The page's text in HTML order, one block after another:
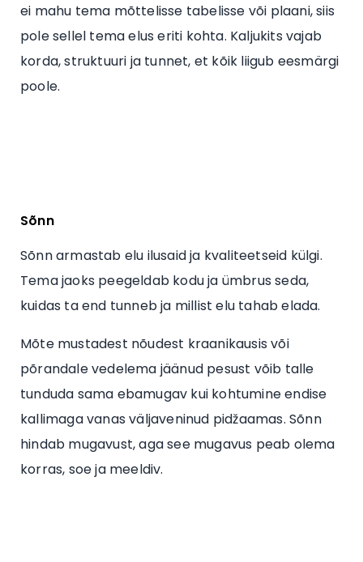
ei mahu tema mõttelisse tabelisse või plaani, siis
pole sellel tema elus eriti kohta. Kaljukits vajab
korda, struktuuri ja tunnet, et kõik liigub eesmärgi
poole.
Sõnn
Sõnn armastab elu ilusaid ja kvaliteetseid külgi.
Tema jaoks peegeldab kodu ja ümbrus seda,
kuidas ta end tunneb ja millist elu tahab elada.
Mõte mustadest nõudest kraanikausis või
põrandale vedelema jäänud pesust võib talle
tunduda sama ebamugav kui kohtumine endise
kallimaga vanas väljaveninud pidžaamas. Sõnn
hindab mugavust, aga see mugavus peab olema
korras, soe ja meeldiv.